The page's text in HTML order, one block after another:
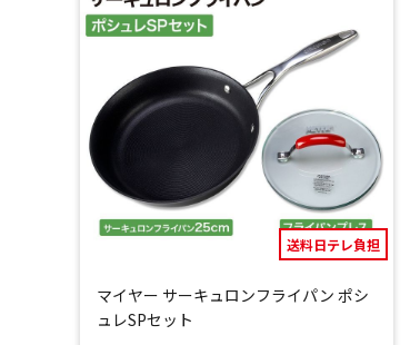
送料日テレ負担
マイヤー サーキュロンフライパン ポシ
ュレSPセット